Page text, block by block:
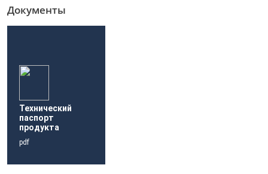
Документы
Технический
паспорт
продукта
pdf